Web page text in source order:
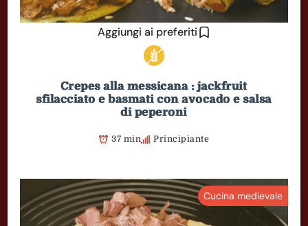
Aggiungi ai preferiti
Crepes alla messicana : jackfruit
sfilacciato e basmati con avocado e salsa
di peperoni
37 min Principiante
Cucina medievale